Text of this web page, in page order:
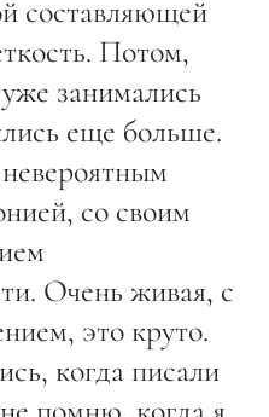
составляющей
Потом,
занимались
еще больше.
со своим
Очень живая, с
это круто.
когда писали